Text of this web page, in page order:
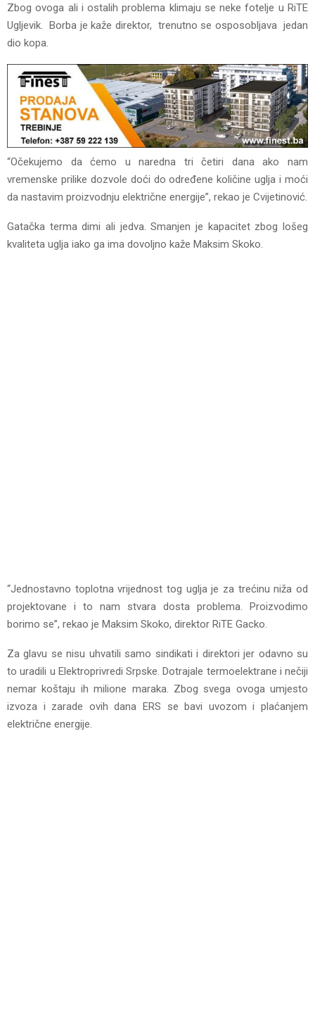
Zbog ovoga ali i ostalih problema klimaju se neke fotelje u RiTЕ
Ugljevik. Borba je kaže direktor, trenutno se osposobljava jedan
dio kopa.
“Očekujemo da ćemo u naredna tri četiri dana ako nam
vremenske prilike dozvole doći do određene količine uglja i moći
da nastavim proizvodnju električne energije”, rekao je Cvijetinović.
Gatačka terma dimi ali jedva. Smanjen je kapacitet zbog lošeg
kvaliteta uglja iako ga ima dovoljno kaže Maksim Skoko.
“Jednostavno toplotna vrijednost tog uglja je za trećinu niža od
projektovane i to nam stvara dosta problema. Proizvodimo
borimo se”, rekao je Maksim Skoko, direktor RiTЕ Gacko.
Za glavu se nisu uhvatili samo sindikati i direktori jer odavno su
to uradili u Еlektroprivredi Srpske. Dotrajale termoelektrane i nečiji
nemar koštaju ih milione maraka. Zbog svega ovoga umjesto
izvoza i zarade ovih dana ЕRS se bavi uvozom i plaćanjem
električne energije.